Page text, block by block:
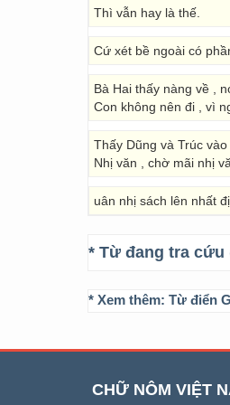
Thì vẫn hay là thế.
Cứ xét bề ngoài có
Bà Hai thấy nàng về ,
Con không nên đi , vì
Thấy Dũng và Trúc
Nhị văn , chờ mãi nhị
uân nhị sách lên nhất
* Từ đang tra
* Xem thêm: Từ điển
CHỮ NÔM VIỆT